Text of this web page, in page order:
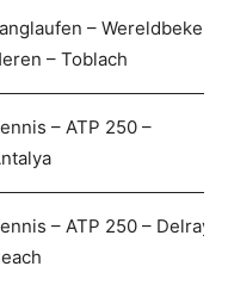
– Wereldbeker
– Toblach
– ATP 250 –
– ATP 250 – Delray